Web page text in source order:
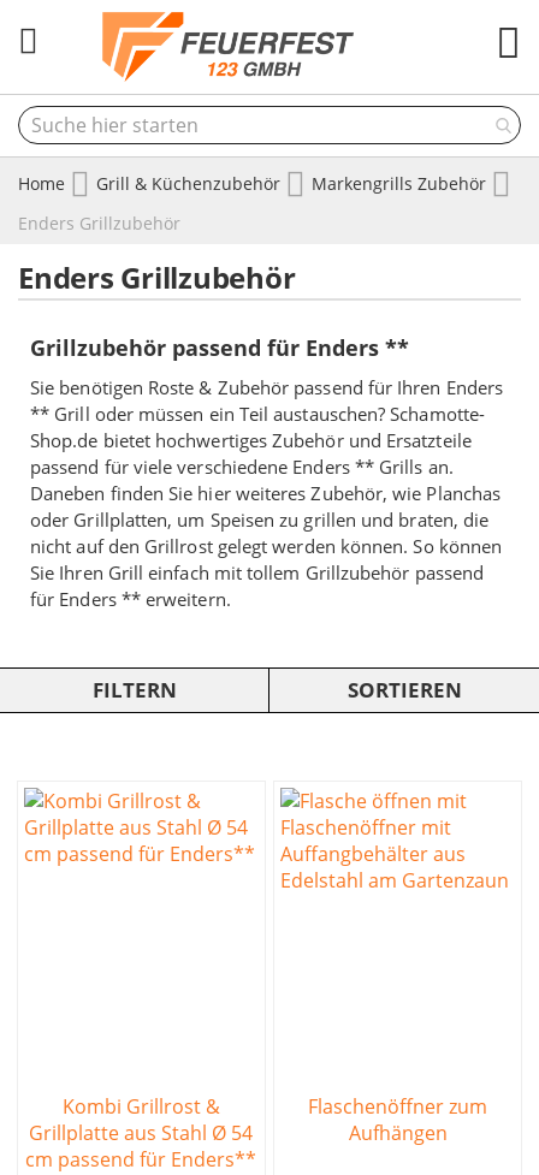
Home Grill & Küchenzubehör
Markengrills Zubehör
Enders Grillzubehör
Enders Grillzubehör
Grillzubehör passend für Enders **
Sie benötigen Roste & Zubehör passend für Ihren Enders
** Grill oder müssen ein Teil austauschen? Schamotte-
Shop.de bietet hochwertiges Zubehör und Ersatzteile
passend für viele verschiedene Enders ** Grills an.
Daneben finden Sie hier weiteres Zubehör, wie Planchas
oder Grillplatten, um Speisen zu grillen und braten, die
nicht auf den Grillrost gelegt werden können. So können
Sie Ihren Grill einfach mit tollem Grillzubehör passend
für Enders ** erweitern.
FILTERN SORTIEREN
Kombi Grillrost &
Grillplatte aus Stahl Ø 54
cm passend für Enders**
Flaschenöffner zum
Aufhängen